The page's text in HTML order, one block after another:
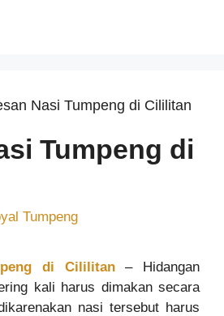
Nasi Tumpeng di Cililitan
Tumpeng di
Tumpeng
di Cililitan– Hidangan
kali harus dimakan secara
nasi tersebut harus